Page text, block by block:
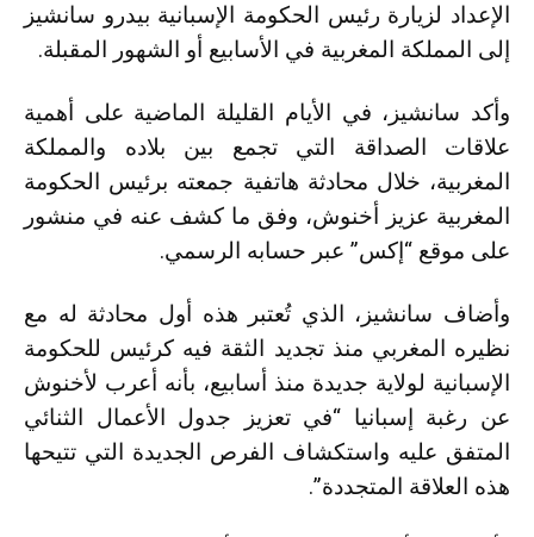
الإعداد لزيارة رئيس الحكومة الإسبانية بيدرو سانشيز
إلى المملكة المغربية في الأسابيع أو الشهور المقبلة.
وأكد سانشيز، في الأيام القليلة الماضية على أهمية
علاقات الصداقة التي تجمع بين بلاده والمملكة
المغربية، خلال محادثة هاتفية جمعته برئيس الحكومة
المغربية عزيز أخنوش، وفق ما كشف عنه في منشور
على موقع “إكس” عبر حسابه الرسمي.
وأضاف سانشيز، الذي تُعتبر هذه أول محادثة له مع
نظيره المغربي منذ تجديد الثقة فيه كرئيس للحكومة
الإسبانية لولاية جديدة منذ أسابيع، بأنه أعرب لأخنوش
عن رغبة إسبانيا “في تعزيز جدول الأعمال الثنائي
المتفق عليه واستكشاف الفرص الجديدة التي تتيحها
هذه العلاقة المتجددة”.